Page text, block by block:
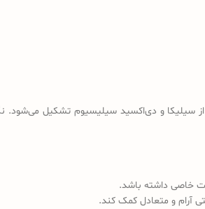
از سیلیکا و دی‌اکسید سیلیسیوم تشکیل می‌شود.
خاصی داشته باشد.
آرام و متعادل کمک کند.